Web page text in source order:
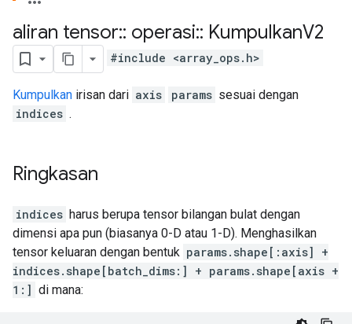
aliran tensor:: operasi:: KumpulkanV2
#include <array_ops.h>
Kumpulkan irisan dari axis params sesuai dengan
indices .
Ringkasan
indices harus berupa tensor bilangan bulat dengan
dimensi apa pun (biasanya 0-D atau 1-D). Menghasilkan
tensor keluaran dengan bentuk params.shape[:axis] +
indices.shape[batch_dims:] + params.shape[axis +
1:] di mana: